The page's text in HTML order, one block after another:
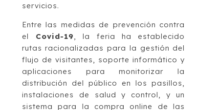
servicios.
Entre las medidas de prevención contra
el Covid-19, la feria ha establecido
rutas racionalizadas para la gestión del
flujo de visitantes, soporte informático y
aplicaciones para monitorizar la
distribución del público en los pasillos,
instalaciones de salud y control, y un
sistema para la compra online de las